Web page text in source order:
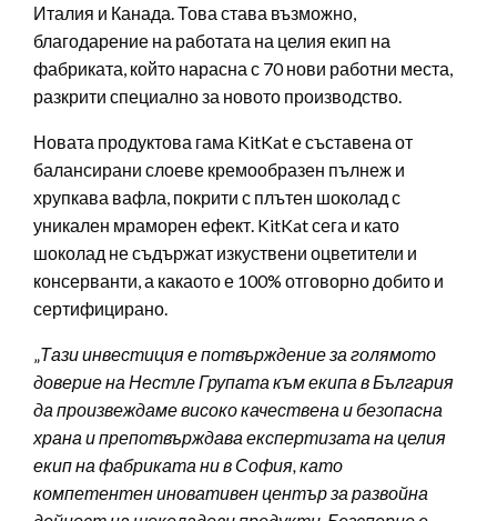
Италия и Канада. Това става възможно,
благодарение на работата на целия екип на
фабриката, който нарасна с 70 нови работни места,
разкрити специално за новото производство.
Новата продуктова гама KitKat е съставена от
балансирани слоеве кремообразен пълнеж и
хрупкава вафла, покрити с плътен шоколад с
уникален мраморен ефект. KitKat сега и като
шоколад не съдържат изкуствени оцветители и
консерванти, а какаото е 100% отговорно добито и
сертифицирано.
Тази инвестиция е потвърждение за голямото
доверие на Нестле Групата към екипа в България
да произвеждаме високо качествена и безопасна
храна и препотвърждава експертизата на целия
екип на фабриката ни в София, като
компетентен иновативен център за развойна